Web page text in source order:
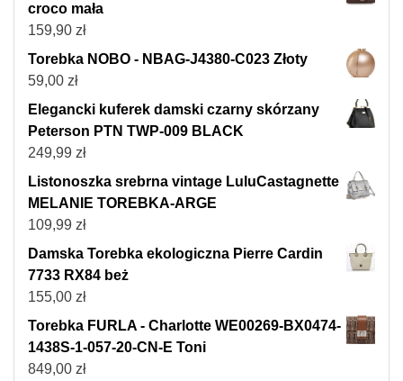
croco mała
159,90 zł
Torebka NOBO - NBAG-J4380-C023 Złoty
59,00 zł
Elegancki kuferek damski czarny skórzany
Peterson PTN TWP-009 BLACK
249,99 zł
Listonoszka srebrna vintage LuluCastagnette
MELANIE TOREBKA-ARGE
109,99 zł
Damska Torebka ekologiczna Pierre Cardin
7733 RX84 beż
155,00 zł
Torebka FURLA - Charlotte WE00269-BX0474-
1438S-1-057-20-CN-E Toni
849,00 zł